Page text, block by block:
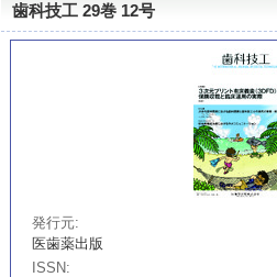
歯科技工 29巻 12号
発行元
医歯薬出版
ISSN